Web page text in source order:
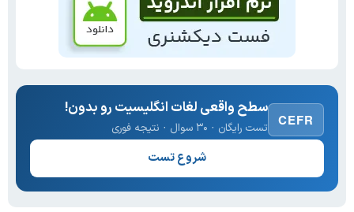
CEFR
سطح واقعی لغات انگلیسیت رو بدون!
تست رایگان · ۳۰ سوال · نتیجه فوری
شروع تست